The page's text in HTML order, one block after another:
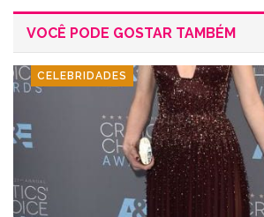
VOCÊ PODE GOSTAR TAMBÉM
CELEBRIDADES